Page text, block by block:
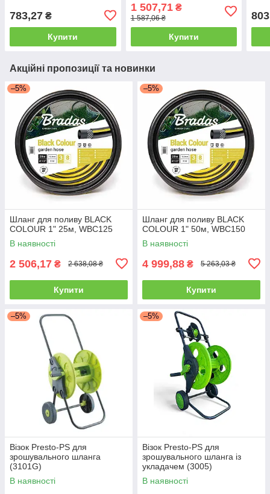
783,27 ₴
Купити
1 507,71₴
1 587,06 ₴
Купити
Акційні пропозиції та новинки
–5%
Шланг для поливу BLACK
COLOUR 1" 25м, WBC125
В наявності
2 506,17 ₴ 2 638,08 ₴
Купити
–5%
Шланг для поливу BLACK
COLOUR 1" 50м, WBC150
В наявності
4 999,88 ₴ 5 263,03 ₴
Купити
–5%
Візок Presto-PS для
зрошувального шланга
(3101G)
В наявності
–5%
Візок Presto-PS для
зрошувального шланга із
укладачем (3005)
В наявності